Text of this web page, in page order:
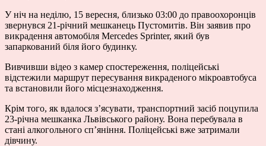
У ніч на неділю, 15 вересня, близько 03:00 до правоохоронців
звернувся 21-річний мешканець Пустомитів. Він заявив про
викрадення автомобіля Mercedes Sprinter, який був
запаркований біля його будинку.
Вивчивши відео з камер спостереження, поліцейські
відстежили маршрут пересування викраденого мікроавтобуса
та встановили його місцезнаходження.
Крім того, як вдалося з’ясувати, транспортний засіб поцупила
23-річна мешканка Львівського району. Вона перебувала в
стані алкогольного сп’яніння. Поліцейські вже затримали
дівчину.